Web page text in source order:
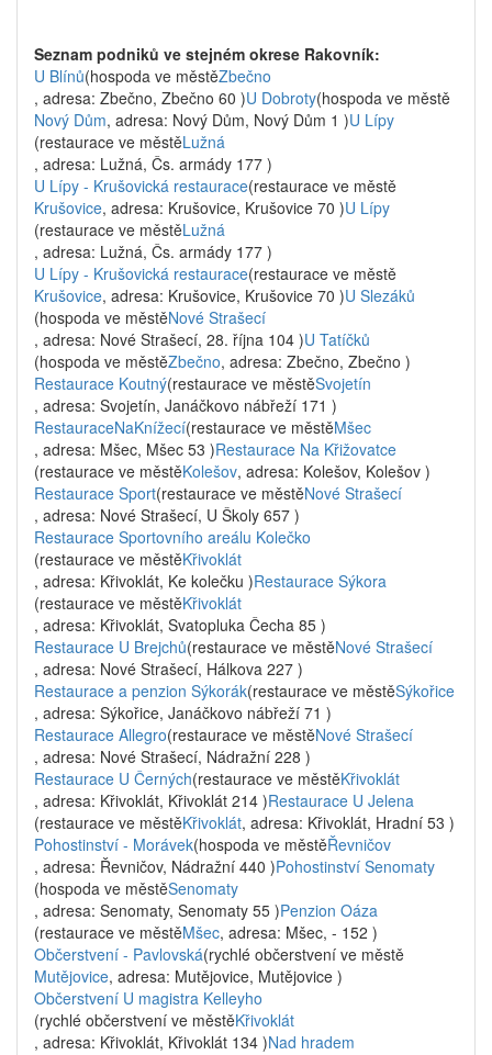
Seznam podniků ve stejném okrese Rakovník:
U Blínů(hospoda ve městěZbečno
, adresa: Zbečno, Zbečno 60 )U Dobroty(hospoda ve městě
Nový Dům, adresa: Nový Dům, Nový Dům 1 )U Lípy
(restaurace ve městěLužná
, adresa: Lužná, Čs. armády 177 )
U Lípy - Krušovická restaurace(restaurace ve městě
Krušovice, adresa: Krušovice, Krušovice 70 )U Lípy
(restaurace ve městěLužná
, adresa: Lužná, Čs. armády 177 )
U Lípy - Krušovická restaurace(restaurace ve městě
Krušovice, adresa: Krušovice, Krušovice 70 )U Slezáků
(hospoda ve městěNové Strašecí
, adresa: Nové Strašecí, 28. října 104 )U Tatíčků
(hospoda ve městěZbečno, adresa: Zbečno, Zbečno )
Restaurace Koutný(restaurace ve městěSvojetín
, adresa: Svojetín, Janáčkovo nábřeží 171 )
RestauraceNaKnížecí(restaurace ve městěMšec
, adresa: Mšec, Mšec 53 )Restaurace Na Křižovatce
(restaurace ve městěKolešov, adresa: Kolešov, Kolešov )
Restaurace Sport(restaurace ve městěNové Strašecí
, adresa: Nové Strašecí, U Školy 657 )
Restaurace Sportovního areálu Kolečko
(restaurace ve městěKřivoklát
, adresa: Křivoklát, Ke kolečku )Restaurace Sýkora
(restaurace ve městěKřivoklát
, adresa: Křivoklát, Svatopluka Čecha 85 )
Restaurace U Brejchů(restaurace ve městěNové Strašecí
, adresa: Nové Strašecí, Hálkova 227 )
Restaurace a penzion Sýkorák(restaurace ve městěSýkořice
, adresa: Sýkořice, Janáčkovo nábřeží 71 )
Restaurace Allegro(restaurace ve městěNové Strašecí
, adresa: Nové Strašecí, Nádražní 228 )
Restaurace U Černých(restaurace ve městěKřivoklát
, adresa: Křivoklát, Křivoklát 214 )Restaurace U Jelena
(restaurace ve městěKřivoklát, adresa: Křivoklát, Hradní 53 )
Pohostinství - Morávek(hospoda ve městěŘevničov
, adresa: Řevničov, Nádražní 440 )Pohostinství Senomaty
(hospoda ve městěSenomaty
, adresa: Senomaty, Senomaty 55 )Penzion Oáza
(restaurace ve městěMšec, adresa: Mšec, - 152 )
Občerstvení - Pavlovská(rychlé občerstvení ve městě
Mutějovice, adresa: Mutějovice, Mutějovice )
Občerstvení U magistra Kelleyho
(rychlé občerstvení ve městěKřivoklát
, adresa: Křivoklát, Křivoklát 134 )Nad hradem